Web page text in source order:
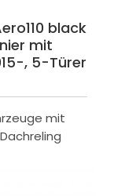
black
mit
, 5-Türer
mit